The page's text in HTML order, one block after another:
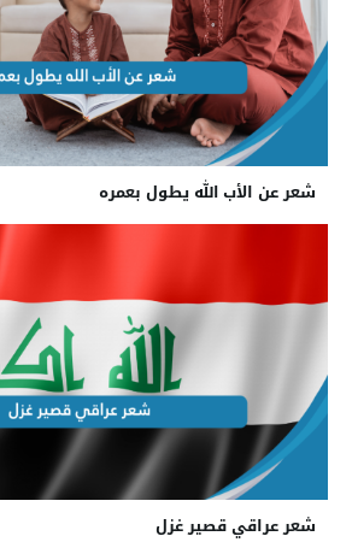
شعر عن الأب الله يطول بعمره
شعر عراقي قصير غزل